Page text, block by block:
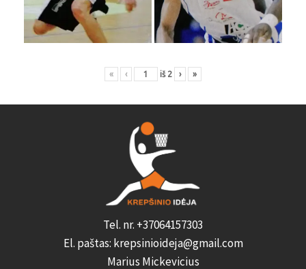
« ‹ iš 2 › »
Tel. nr. +37064157303
El. paštas: krepsinioideja@gmail.com
Marius Mickevicius